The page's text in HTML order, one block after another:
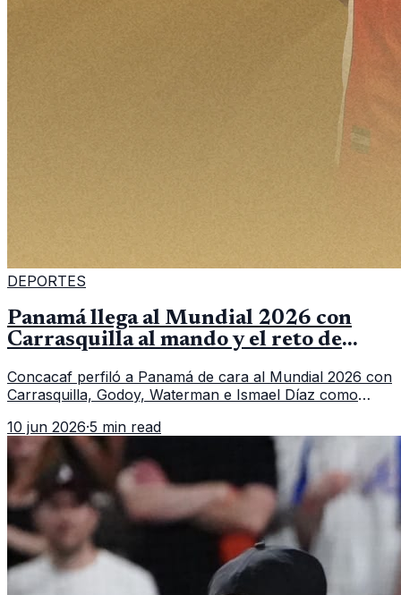
DEPORTES
Panamá llega al Mundial 2026 con
Carrasquilla al mando y el reto de
Concacaf perfiló a Panamá de cara al Mundial 2026 con
Carrasquilla, Godoy, Waterman e Ismael Díaz como
Inglaterra, Croacia y Ghana.
10 jun 2026·5 min read